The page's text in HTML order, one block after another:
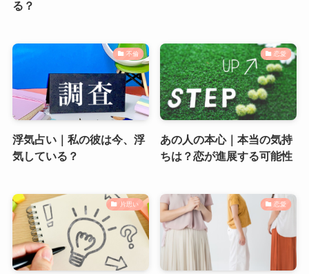
る？
不倫
浮気占い｜私の彼は今、浮
気している？
恋愛
あの人の本心｜本当の気持
ちは？恋が進展する可能性
片思い 恋愛